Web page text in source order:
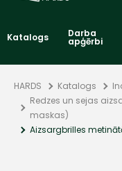
Katalogs Darba
apģērbi
HARDS Katalogs
Redzes un sejas
maskas)
Aizsargbrilles